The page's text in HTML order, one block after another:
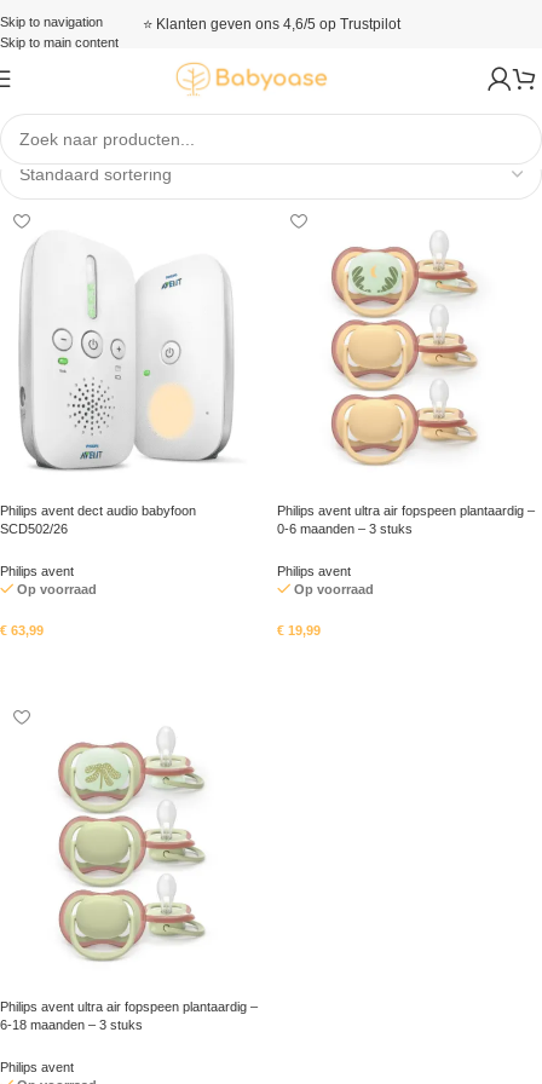
Skip to navigation
Skip to main content
⭐ Klanten geven ons 4,6/5 op Trustpilot
Philips Avent
Philips avent dect audio babyfoon
SCD502/26
Philips avent
Op voorraad
€ 63,99
Philips avent ultra air fopspeen plantaardig –
0-6 maanden – 3 stuks
Philips avent
Op voorraad
€ 19,99
Philips avent ultra air fopspeen plantaardig –
6-18 maanden – 3 stuks
Philips avent